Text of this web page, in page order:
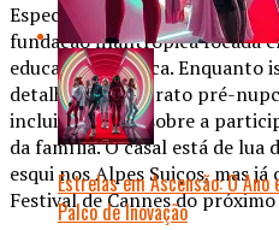
Especula-se que Vega e Al-
fundação filantrópica focada
educação artística. Enquanto
detalhes do contrato pré-
inclui cláusulas sobre a
da família. O casal está de lua
esqui nos Alpes Suiços, mas
Festival de Cannes do
Estrelas em Ascensão: O
Palco de Inovação